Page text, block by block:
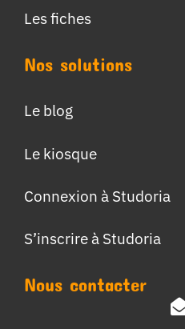
Les fiches
Nos solutions
Le blog
Le kiosque
Connexion à Studoria
S’inscrire à Studoria
Nous contacter